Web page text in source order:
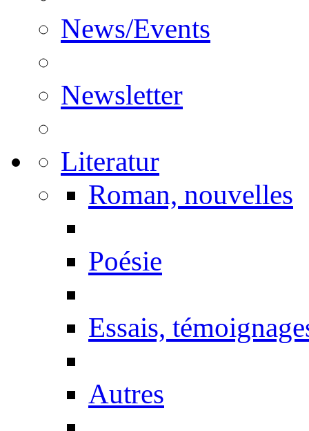
News/Events
Newsletter
Literatur
Roman, nouvelles
Poésie
Essais,
Autres